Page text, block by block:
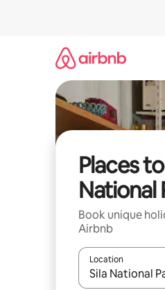
Places
National
Book unique
Airbnb
Location
When results